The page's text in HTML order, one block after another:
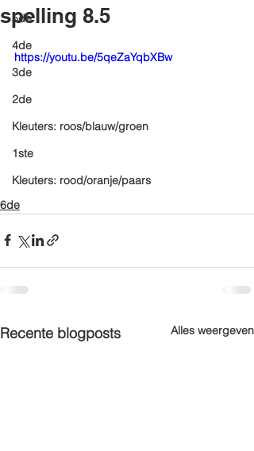
5de
4de
3de
2de
Kleuters: roos/blauw/groen
1ste
Kleuters: rood/oranje/paars
spelling 8.5
https://youtu.be/5qeZaYqbXBw
6de
Recente blogposts Alles weergeven